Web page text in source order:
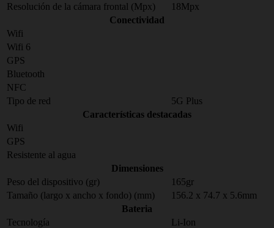
Resolución de la cámara frontal (Mpx)
18Mpx
Conectividad
Wifi
Wifi 6
GPS
Bluetooth
NFC
Tipo de red
5G Plus
Características destacadas
Wifi
GPS
Resistente al agua
Dimensiones
Peso del dispositivo (gr)
165gr
Tamaño (largo x ancho x fondo) (mm)
156.2 x 74.7 x 5.6mm
Bateria
Tecnología
Li-Ion